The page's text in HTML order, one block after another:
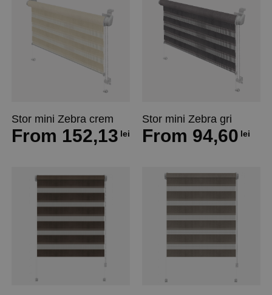
Stor mini Zebra crem
From 152,13 lei
Stor mini Zebra gri
From 94,60 lei